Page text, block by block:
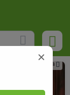
Реклама